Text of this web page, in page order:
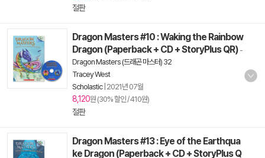
절판
Dragon Masters #10 : Waking the Rainbow
Dragon (Paperback + CD + StoryPlus QR) -
Dragon Masters (드래곤 마스터) 32
Tracey West
Scholastic| 2021년 07월
8,120원 (30% 할인 / 410원)
절판
Dragon Masters #13 : Eye of the Earthqua
ke Dragon (Paperback + CD + StoryPlus Q